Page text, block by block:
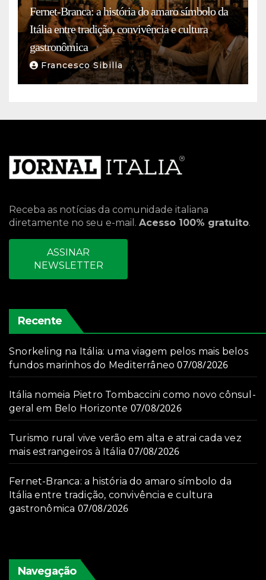
Fernet-Branca: a história do amaro símbolo da
Itália entre tradição, convivência e cultura
gastronômica
Francesco Sibilla
Receba as notícias da comunidade italiana
diretamente no seu e-mail. Acesso 100% gratuito.
ASSINAR
NEWSLETTER
Recente
Snorkeling na Itália: uma viagem pelos mais belos
fundos marinhos do Mediterrâneo 07/08/2026
Itália nomeia Pietro Tombaccini como novo cônsul-
geral em Belo Horizonte 07/08/2026
Turismo rural vive verão em alta e atrai cada vez
mais estrangeiros à Itália 07/08/2026
Fernet-Branca: a história do amaro símbolo da
Itália entre tradição, convivência e cultura
gastronômica 07/08/2026
Navegação